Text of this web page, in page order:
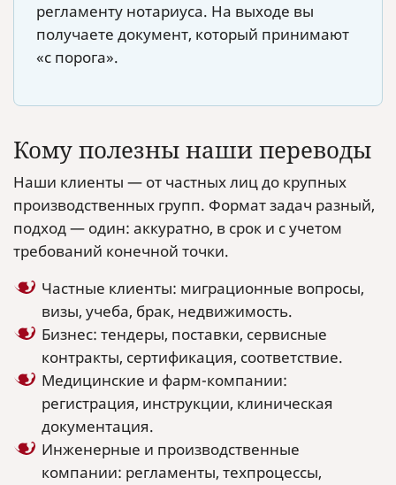
регламенту нотариуса. На выходе вы
получаете документ, который принимают
«с порога».
Кому полезны наши переводы
Наши клиенты — от частных лиц до крупных
производственных групп. Формат задач разный,
подход — один: аккуратно, в срок и с учетом
требований конечной точки.
Частные клиенты: миграционные вопросы,
визы, учеба, брак, недвижимость.
Бизнес: тендеры, поставки, сервисные
контракты, сертификация, соответствие.
Медицинские и фарм-компании:
регистрация, инструкции, клиническая
документация.
Инженерные и производственные
компании: регламенты, техпроцессы,